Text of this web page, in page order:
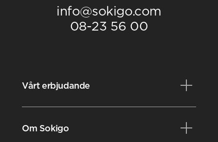
info@sokigo.com
08-23 56 00
Vårt erbjudande
Om Sokigo